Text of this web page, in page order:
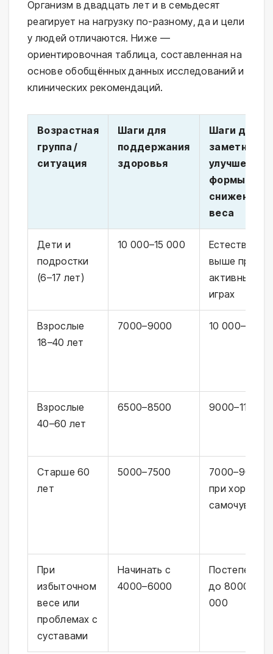
Организм в двадцать лет и в семьдесят
реагирует на нагрузку по-разному, да и цели
у людей отличаются. Ниже —
ориентировочная таблица, составленная на
основе обобщённых данных исследований и
клинических рекомендаций.
Возрастная
группа /
ситуация
Шаги для
поддержания
здоровья
Шаги для
заметного
улучшения
формы и
снижения
веса
Дети и
подростки
(6–17 лет)
10 000–15 000
Естественно
выше при
активных
играх
Взрослые
18–40 лет
7000–9000 10 000–12
Взрослые
40–60 лет
6500–8500 9000–11 000
Старше 60
лет
5000–7500
7000–9000
при хорошем
При
избыточном
весе или
проблемах с
суставами
Начинать с
4000–6000
Постепенно
до 8000–10
000